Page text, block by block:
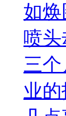
如
喷
三
业